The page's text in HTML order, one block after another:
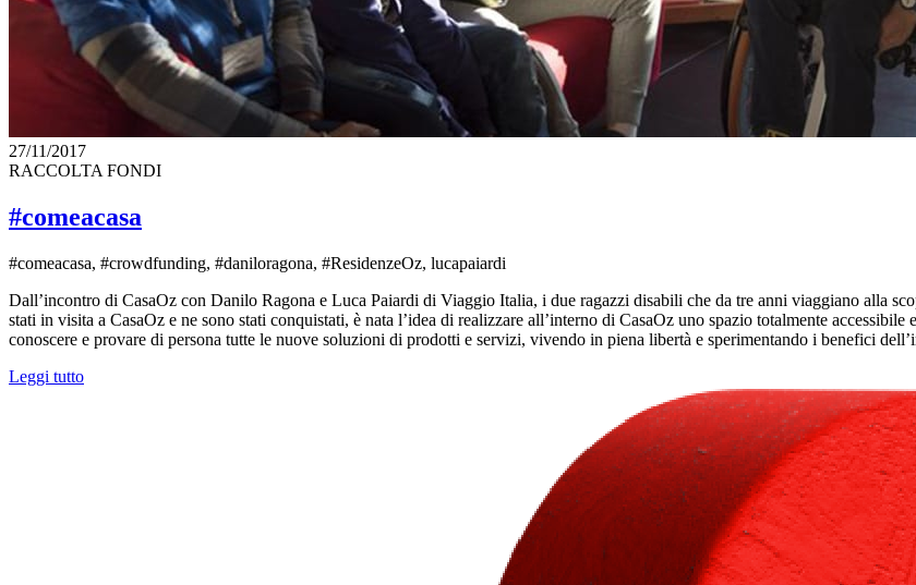
27/11/2017
RACCOLTA FONDI
#comeacasa
#comeacasa, #crowdfunding, #daniloragona, #ResidenzeOz, lucapaiardi
Dall’incontro di CasaOz con Danilo Ragona e Luca Paiardi di Viaggio Italia, i due ragazzi disabili che da tre anni viaggiano alla
stati in visita a CasaOz e ne sono stati conquistati, è nata l’idea di realizzare all’interno di CasaOz uno spazio totalmente
conoscere e provare di persona tutte le nuove soluzioni di prodotti e servizi, vivendo in piena libertà e sperimentando i benefici
Leggi tutto